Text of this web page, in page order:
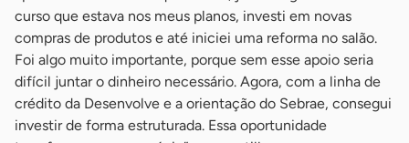
curso que estava nos meus planos, investi em novas
compras de produtos e até iniciei uma reforma no salão.
Foi algo muito importante, porque sem esse apoio seria
difícil juntar o dinheiro necessário. Agora, com a linha de
crédito da Desenvolve e a orientação do Sebrae, consegui
investir de forma estruturada. Essa oportunidade